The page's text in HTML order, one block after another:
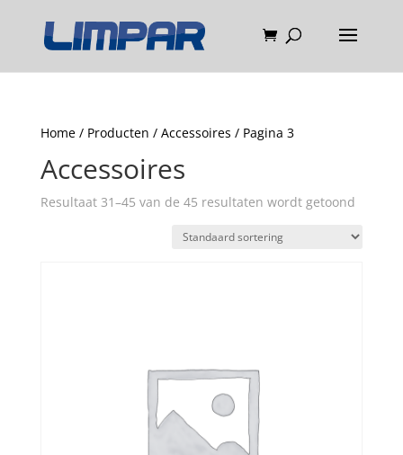
Home/ Producten / Accessoires / Pagina 3
Accessoires
Resultaat 31–45 van de 45 resultaten wordt getoond